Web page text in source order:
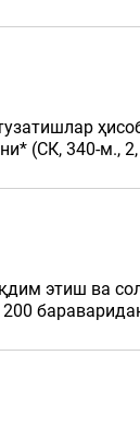
(СК, 340-м.,
этиш ва